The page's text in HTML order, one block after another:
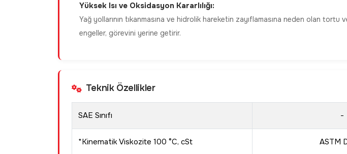
Yüksek Isı ve Oksidasyon Kararlılığı:
Yağ yollarının tıkanmasına ve hidrolik hareketin zayıflamasına neden olan tortu
engeller, görevini yerine getirir.
Teknik Özellikler
SAE Sınıfı -
*Kinematik Viskozite 100 °C, cSt ASTM